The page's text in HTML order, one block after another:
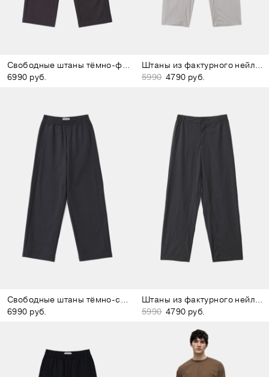
Свободные штаны тёмно-фиолетовые
6990 руб.
Штаны из фактурного нейлона молочные
5990 4790 руб.
Свободные штаны тёмно-серые
6990 руб.
Штаны из фактурного нейлона тёмно-серые
5990 4790 руб.